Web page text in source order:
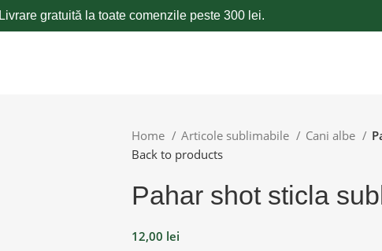
Livrare gratuită la toate comenzile peste 300 lei.
Home Articole sublimabile Cani albe
Back to products
Pahar shot sticla
12,00 lei